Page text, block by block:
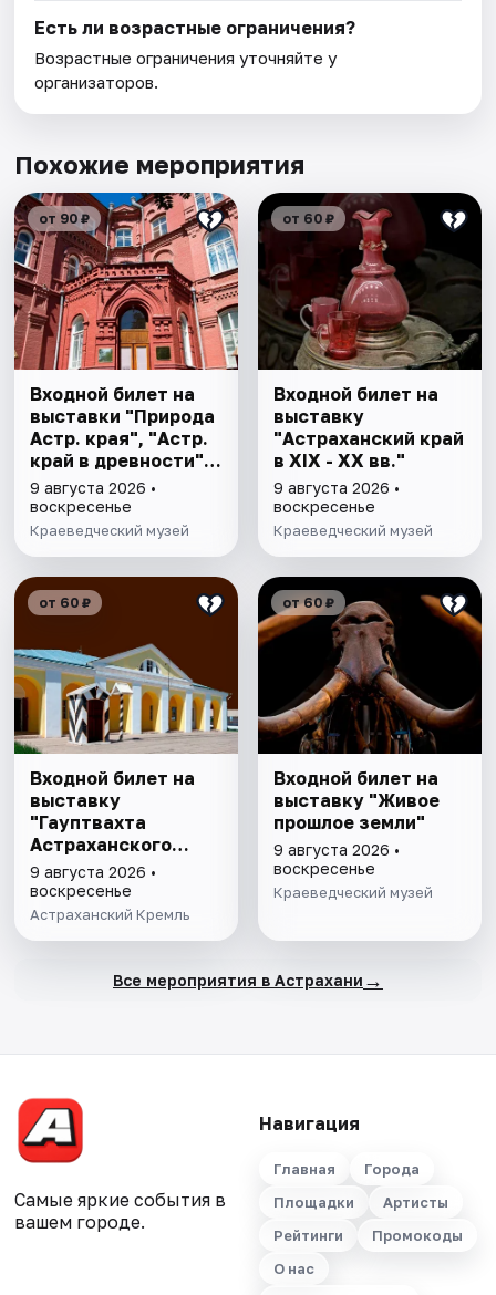
Есть ли возрастные ограничения?
Возрастные ограничения уточняйте у
организаторов.
Похожие мероприятия
от 90 ₽
Входной билет на
выставки "Природа
Астр. края", "Астр.
край в древности",
"Заселение Астр.
края"
9 августа 2026 •
воскресенье
Краеведческий музей
от 60 ₽
Входной билет на
выставку
"Астраханский край
в XIX - XX вв."
9 августа 2026 •
воскресенье
Краеведческий музей
от 60 ₽
Входной билет на
выставку
"Гауптвахта
Астраханского
гарнизона. XIX в."
9 августа 2026 •
воскресенье
Астраханский Кремль
от 60 ₽
Входной билет на
выставку "Живое
прошлое земли"
9 августа 2026 •
воскресенье
Краеведческий музей
Все мероприятия в Астрахани →
Самые яркие события в
вашем городе.
Навигация
Главная
Города
Площадки
Артисты
Рейтинги
Промокоды
О нас